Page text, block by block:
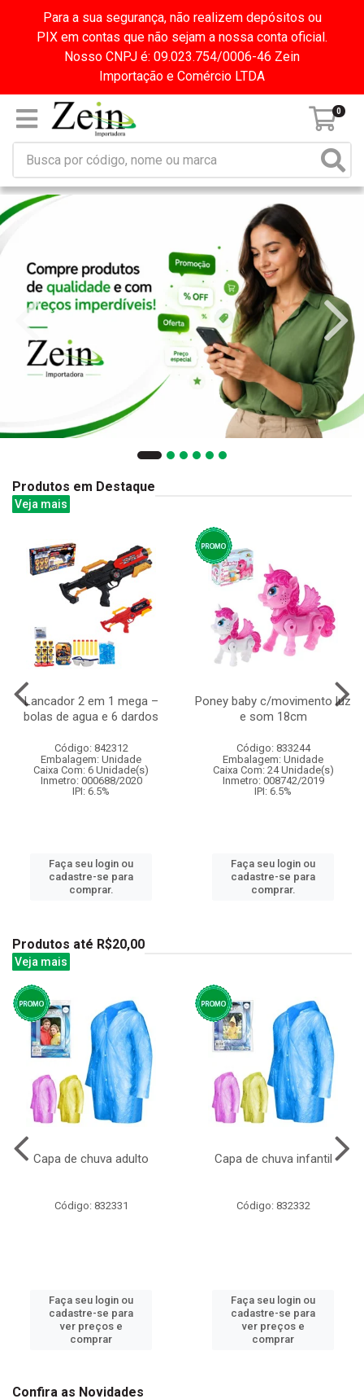
Para a sua segurança, não realizem depósitos ou
PIX em contas que não sejam a nossa conta oficial.
Nosso CNPJ é: 09.023.754/0006-46 Zein
Importação e Comércio LTDA
0
Produtos em Destaque
Veja mais
Lancador 2 em 1 mega –
bolas de agua e 6 dardos
Código: 842312
Embalagem: Unidade
Caixa Com: 6 Unidade(s)
Inmetro: 000688/2020
IPI: 6.5%
Faça seu login ou
cadastre-se para
comprar.
Poney baby c/movimento luz
e som 18cm
Código: 833244
Embalagem: Unidade
Caixa Com: 24 Unidade(s)
Inmetro: 008742/2019
IPI: 6.5%
Faça seu login ou
cadastre-se para
comprar.
Produtos até R$20,00
Veja mais
Capa de chuva adulto
Código: 832331
Faça seu login ou
cadastre-se para
ver preços e
comprar
Capa de chuva infantil
Código: 832332
Faça seu login ou
cadastre-se para
ver preços e
comprar
Confira as Novidades